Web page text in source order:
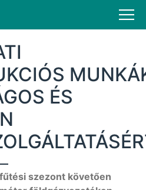
ÉS
szezont követően